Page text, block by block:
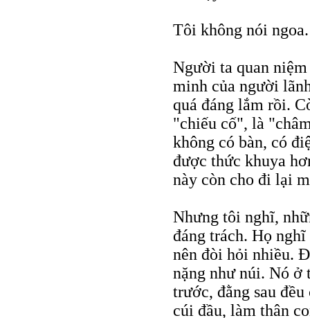
Tôi không nói ngoa.
Người ta quan
minh của người
quá đáng lắm rồi.
"chiếu cố", là
không có bàn, có
được thức khuya
này còn cho đi lại
Nhưng tôi nghĩ,
đáng trách. Họ
nên đòi hỏi nhiều.
nặng như núi. Nó ở
trước, đằng sau
cúi đầu, làm thân